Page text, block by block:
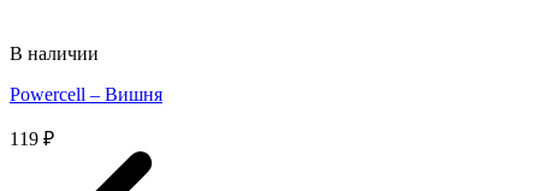
В наличии
Powercell – Вишня
119 ₽